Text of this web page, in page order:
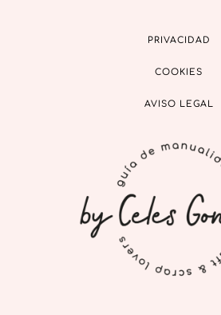
PRIVACIDAD
COOKIES
AVISO LEGAL